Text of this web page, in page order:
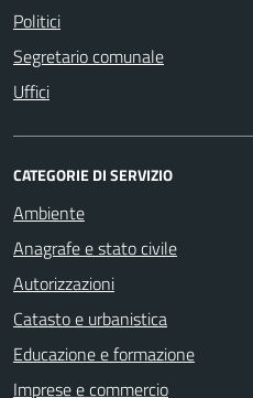
Politici
Segretario comunale
Uffici
CATEGORIE DI SERVIZIO
Ambiente
Anagrafe e stato civile
Autorizzazioni
Catasto e urbanistica
Educazione e formazione
Imprese e commercio